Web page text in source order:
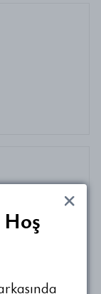
kalitesi
ayrı güzel